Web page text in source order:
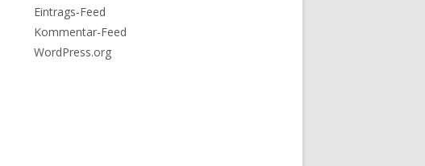
Eintrags-Feed
Kommentar-Feed
WordPress.org